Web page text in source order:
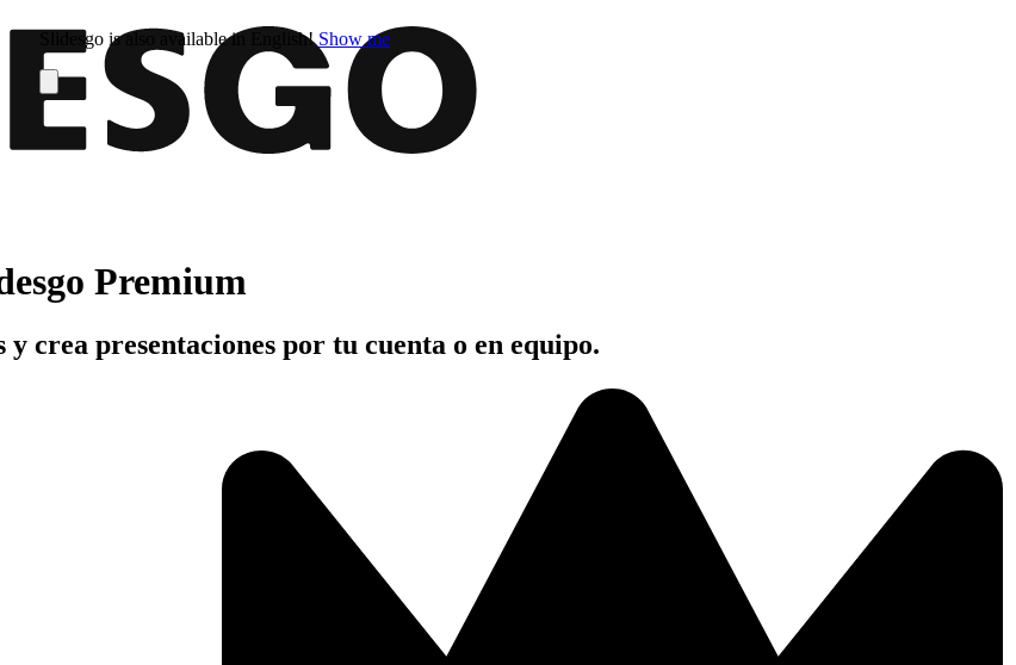
Slidesgo is also available in English! Show me
Premium
crea presentaciones por tu cuenta o en equipo.